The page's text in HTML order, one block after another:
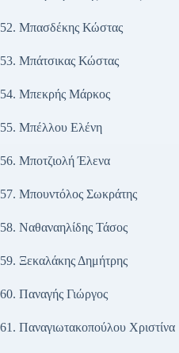
52. Μπασδέκης Κώστας
53. Μπάτσικας Κώστας
54. Μπεκρής Μάρκος
55. Μπέλλου Ελένη
56. Μποτζιολή Έλενα
57. Μπουντόλος Σωκράτης
58. Ναθαναηλίδης Τάσος
59. Ξεκαλάκης Δημήτρης
60. Παναγής Γιώργος
61. Παναγιωτακοπούλου Χριστίνα